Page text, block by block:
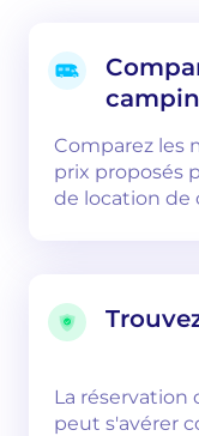
Comparez les
prix proposés
de location de
La
peut s'avérer